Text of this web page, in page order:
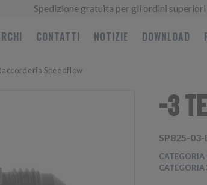
Spedizione gratuita per gli ordini
CONTATTI NOTIZIE DOWNLOAD
Speedflow
-3
SP825-03-
CATEGORIA
CATEGORIA